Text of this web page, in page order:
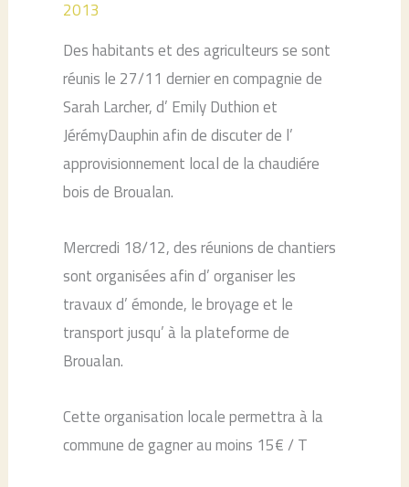
2013
Des habitants et des agriculteurs se sont
réunis le 27/11 dernier en compagnie de
Sarah Larcher, d’ Emily Duthion et
JérémyDauphin afin de discuter de l’
approvisionnement local de la chaudiére
bois de Broualan.
Mercredi 18/12, des réunions de chantiers
sont organisées afin d’ organiser les
travaux d’ émonde, le broyage et le
transport jusqu’ à la plateforme de
Broualan.
Cette organisation locale permettra à la
commune de gagner au moins 15€ / T